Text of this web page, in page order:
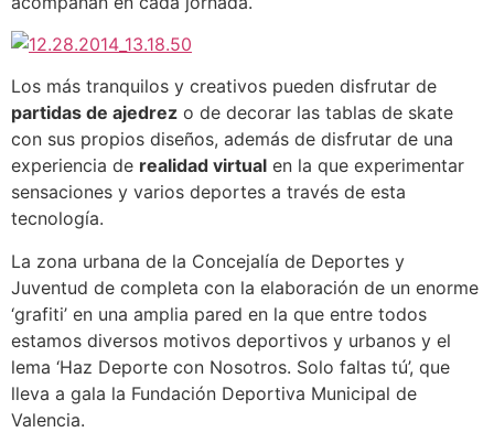
Los más tranquilos y creativos pueden disfrutar de
partidas de ajedrez o de decorar las tablas de skate
con sus propios diseños, además de disfrutar de una
experiencia de realidad virtual en la que experimentar
sensaciones y varios deportes a través de esta
tecnología.
La zona urbana de la Concejalía de Deportes y
Juventud de completa con la elaboración de un enorme
‘grafiti’ en una amplia pared en la que entre todos
estamos diversos motivos deportivos y urbanos y el
lema ‘Haz Deporte con Nosotros. Solo faltas tú’, que
lleva a gala la Fundación Deportiva Municipal de
Valencia.